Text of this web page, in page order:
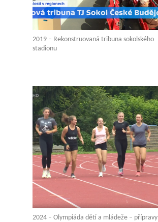
2019 – Rekonstruovaná tribuna sokolského
stadionu
2024 – Olympiáda dětí a mládeže – přípravy